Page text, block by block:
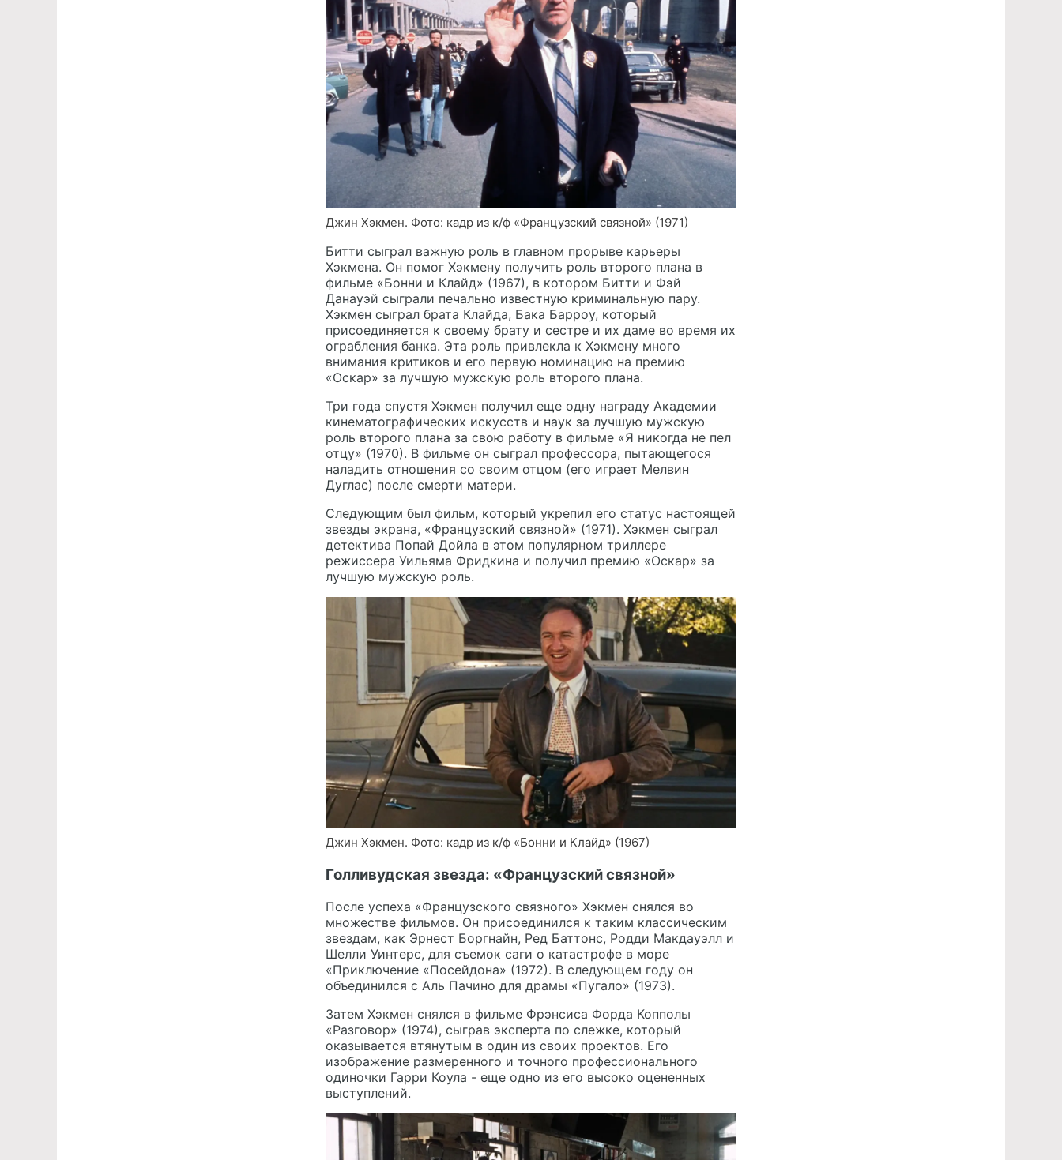
Джин Хэкмен. Фото: кадр из к/ф «Французский связной» (1971)
Битти сыграл важную роль в главном прорыве карьеры
Хэкмена. Он помог Хэкмену получить роль второго плана в
фильме «Бонни и Клайд» (1967), в котором Битти и Фэй
Данауэй сыграли печально известную криминальную пару.
Хэкмен сыграл брата Клайда, Бака Барроу, который
присоединяется к своему брату и сестре и их даме во время их
ограбления банка. Эта роль привлекла к Хэкмену много
внимания критиков и его первую номинацию на премию
«Оскар» за лучшую мужскую роль второго плана.
Три года спустя Хэкмен получил еще одну награду Академии
кинематографических искусств и наук за лучшую мужскую
роль второго плана за свою работу в фильме «Я никогда не пел
отцу» (1970). В фильме он сыграл профессора, пытающегося
наладить отношения со своим отцом (его играет Мелвин
Дуглас) после смерти матери.
Следующим был фильм, который укрепил его статус настоящей
звезды экрана, «Французский связной» (1971). Хэкмен сыграл
детектива Попай Дойла в этом популярном триллере
режиссера Уильяма Фридкина и получил премию «Оскар» за
лучшую мужскую роль.
Джин Хэкмен. Фото: кадр из к/ф «Бонни и Клайд» (1967)
Голливудская звезда: «Французский связной»
После успеха «Французского связного» Хэкмен снялся во
множестве фильмов. Он присоединился к таким классическим
звездам, как Эрнест Боргнайн, Ред Баттонс, Родди Макдауэлл и
Шелли Уинтерс, для съемок саги о катастрофе в море
«Приключение «Посейдона» (1972). В следующем году он
объединился с Аль Пачино для драмы «Пугало» (1973).
Затем Хэкмен снялся в фильме Фрэнсиса Форда Копполы
«Разговор» (1974), сыграв эксперта по слежке, который
оказывается втянутым в один из своих проектов. Его
изображение размеренного и точного профессионального
одиночки Гарри Коула - еще одно из его высоко оцененных
выступлений.